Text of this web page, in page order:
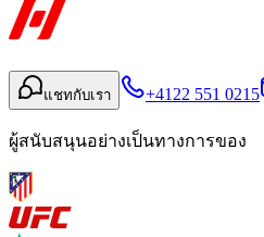
แชทกับเรา +4122 551 0215
ผู้สนับสนุนอย่างเป็นทางการของ